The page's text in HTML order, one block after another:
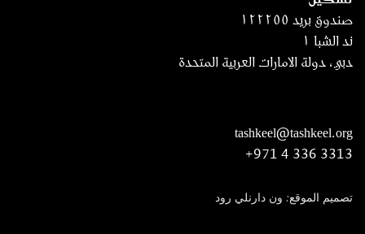
صندوق بريد ١٢٢٢٥٥
ند الشبا ١
دبي، دولة الامارات العربية المتحدة
tashkeel@tashkeel.org
+971 4 336 3313
تصميم الموقع: ون دارنلي رود